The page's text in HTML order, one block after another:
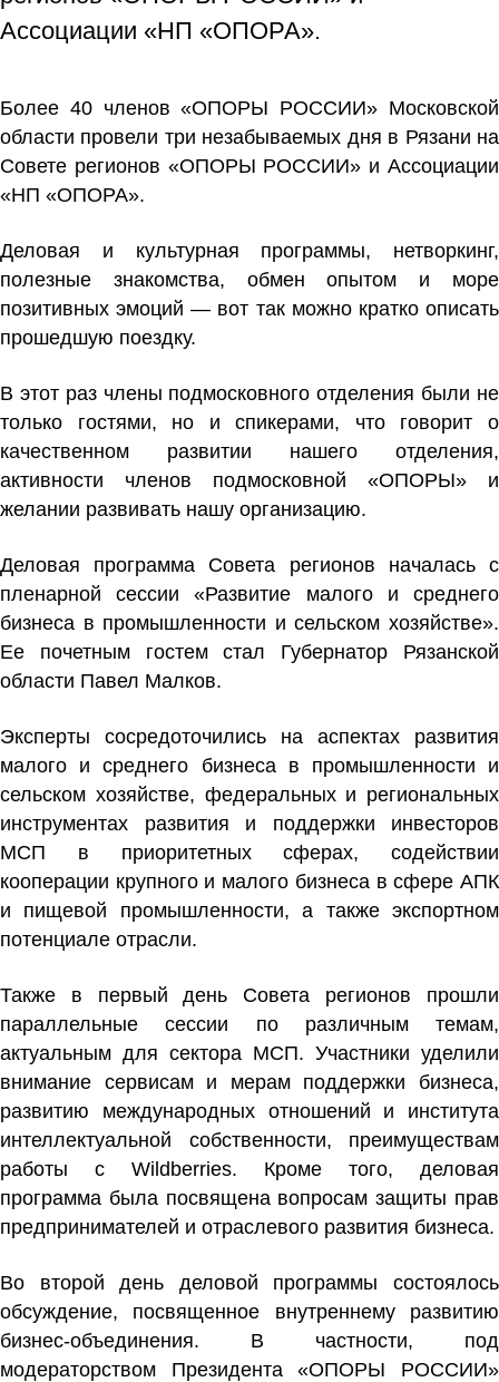
Ассоциации «НП «ОПОРА».
Более 40 членов «ОПОРЫ РОССИИ» Московской
области провели три незабываемых дня в Рязани на
Совете регионов «ОПОРЫ РОССИИ» и Ассоциации
«НП «ОПОРА».
Деловая и культурная программы, нетворкинг,
полезные знакомства, обмен опытом и море
позитивных эмоций — вот так можно кратко описать
прошедшую поездку.
В этот раз члены подмосковного отделения были не
только гостями, но и спикерами, что говорит о
качественном развитии нашего отделения,
активности членов подмосковной «ОПОРЫ» и
желании развивать нашу организацию.
Деловая программа Совета регионов началась с
пленарной сессии«Развитие малого и среднего
бизнеса в промышленности и сельском хозяйстве».
Ее почетным гостем стал Губернатор Рязанской
области Павел Малков.
Эксперты сосредоточились на аспектах развития
малого и среднего бизнеса в промышленности и
сельском хозяйстве, федеральных и региональных
инструментах развития и поддержки инвесторов
МСП в приоритетных сферах, содействии
кооперации крупного и малого бизнеса в сфере АПК
и пищевой промышленности, а также экспортном
потенциале отрасли.
Также в первый день Совета регионов прошли
параллельные сессии по различным темам,
актуальным для сектора МСП. Участники уделили
внимание сервисам и мерам поддержки бизнеса,
развитию международных отношений и института
интеллектуальной собственности, преимуществам
работы с Wildberries. Кроме того, деловая
программа была посвящена вопросам защиты прав
предпринимателей и отраслевого развития бизнеса.
Во второй день деловой программы состоялось
обсуждение, посвященное внутреннему развитию
бизнес-объединения. В частности, под
модераторством Президента «ОПОРЫ РОССИИ»